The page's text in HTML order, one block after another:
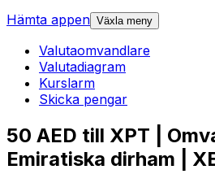
Hämta appen Växla meny
Valutaomvandlare
Valutadiagram
Kurslarm
Skicka pengar
50 AED till XPT |
Emiratiska dirham |